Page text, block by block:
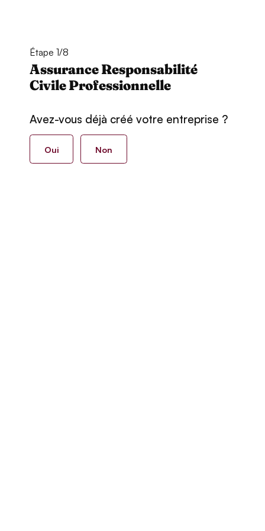
Étape 1/8
Assurance Responsabilité
Civile Professionnelle
Avez-vous déjà créé votre entreprise ?
Oui Non